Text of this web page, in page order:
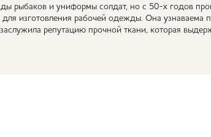
рыбаков и униформы солдат, но с 50-х годов
для изготовления рабочей одежды. Она узнаваема
репутацию прочной ткани, которая